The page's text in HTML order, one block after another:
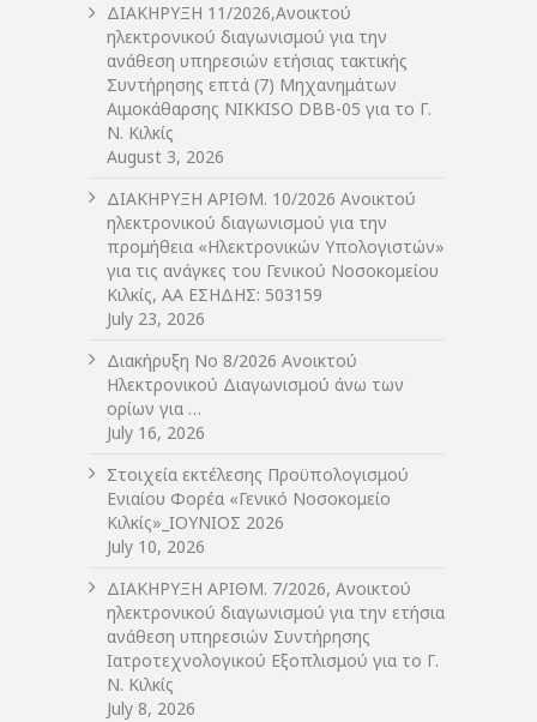
ΔIΑΚΗΡΥΞΗ 11/2026,Ανοικτού
ηλεκτρονικού διαγωνισμού για την
ανάθεση υπηρεσιών ετήσιας τακτικής
Συντήρησης επτά (7) Μηχανημάτων
Αιμοκάθαρσης NIKKISO DBB-05 για το Γ.
Ν. Κιλκίς
August 3, 2026
ΔIΑΚΗΡΥΞΗ ΑΡIΘΜ. 10/2026 Ανοικτού
ηλεκτρονικού διαγωνισμού για την
προμήθεια «Ηλεκτρονικών Υπολογιστών»
για τις ανάγκες του Γενικού Νοσοκομείου
Κιλκίς, ΑΑ ΕΣΗΔΗΣ: 503159
July 23, 2026
Διακήρυξη Νο 8/2026 Ανοικτού
Ηλεκτρονικού Διαγωνισμού άνω των
ορίων για …
July 16, 2026
Στοιχεία εκτέλεσης Προϋπολογισμού
Ενιαίου Φορέα «Γενικό Νοσοκομείο
Κιλκίς»_ΙΟΥΝΙΟΣ 2026
July 10, 2026
ΔIΑΚΗΡΥΞΗ ΑΡIΘΜ. 7/2026, Ανοικτού
ηλεκτρονικού διαγωνισμού για την ετήσια
ανάθεση υπηρεσιών Συντήρησης
Ιατροτεχνολογικού Εξοπλισμού για το Γ.
Ν. Κιλκίς
July 8, 2026